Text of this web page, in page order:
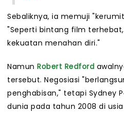
Sebaliknya, ia memuji
"Seperti bintang film
kekuatan menahan diri."
Namun Robert Redford
tersebut. Negosiasi
penghabisan," tetapi Sydney
dunia pada tahun 2008 di